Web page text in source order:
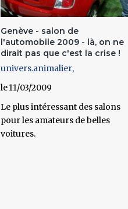
Genève - salon de
l'automobile 2009 - là, on ne
dirait pas que c'est la crise !
univers.animalier
11/03/2009
Le plus intéressant des salons
pour les amateurs de belles
voitures.